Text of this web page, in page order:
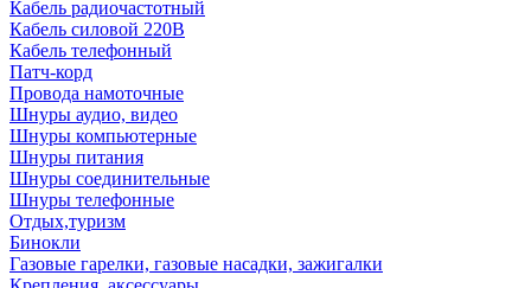
Кабель радиочастотный
Кабель силовой 220В
Кабель телефонный
Патч-корд
Провода намоточные
Шнуры аудио, видео
Шнуры компьютерные
Шнуры питания
Шнуры соединительные
Шнуры телефонные
Отдых,туризм
Бинокли
Газовые гарелки, газовые насадки, зажигалки